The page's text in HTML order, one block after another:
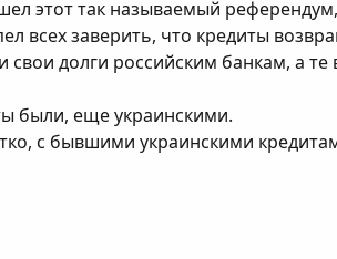
этот так называемый
всех заверить, что кредиты
долги российским банкам, а
были, еще украинскими.
с бывшими украинскими